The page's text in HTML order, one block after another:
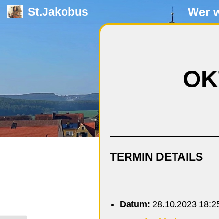
St.Jakobus Wer
TERMIN DETAILS
Datum: 28.10.2023